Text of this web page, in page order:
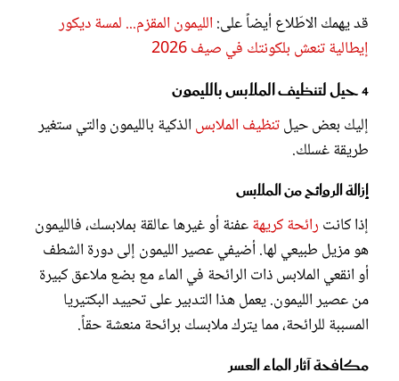
قد يهمك الاطّلاع أيضاً على: الليمون المقزم... لمسة ديكور
إيطالية تنعش بلكونتك في صيف 2026
4 حيل لتنظيف الملابس بالليمون
إليك بعض حيلتنظيف الملابس الذكية بالليمون والتي ستغير
طريقة غسلك.
إزالة الروائح من الملابس
إذا كانت رائحة كريهةعفنة أو غيرها عالقة بملابسك، فالليمون
هو مزيل طبيعي لها. أضيفي عصير الليمون إلى دورة الشطف
أو انقعي الملابس ذات الرائحة في الماء مع بضع ملاعق كبيرة
من عصير الليمون. يعمل هذا التدبير على تحييد البكتيريا
المسببة للرائحة، مما يترك ملابسك برائحة منعشة حقاً.
مكافحة آثار الماء العسر